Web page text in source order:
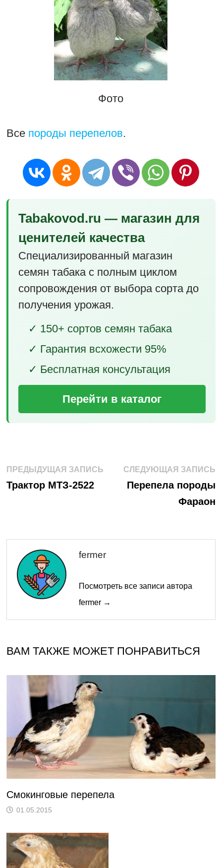
Фото
Все породы перепелов.
Tabakovod.ru — магазин для
ценителей качества
Специализированный магазин
семян табака с полным циклом
сопровождения от выбора сорта до
получения урожая.
✓ 150+ сортов семян табака
✓ Гарантия всхожести 95%
✓ Бесплатная консультация
Перейти в каталог
Навигация
по
ПРЕДЫДУЩАЯ ЗАПИСЬПредыдущая
запись:
Трактор МТЗ-2522
СЛЕДУЮЩАЯ ЗАПИСЬ
Перепела породы
Фараон
fermer
Посмотреть все записи автора
fermer →
ВАМ ТАКЖЕ МОЖЕТ ПОНРАВИТЬСЯ
Смокинговые перепела
01.05.2015